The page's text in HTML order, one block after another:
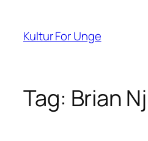
indhold
Kultur For Unge
Tag: Brian